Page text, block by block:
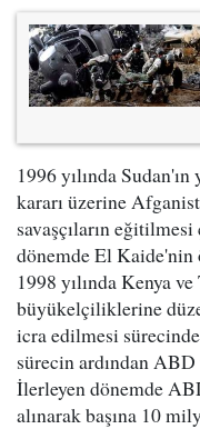
1996 yılında Sudan'ın
kararı üzerine
savaşçıların
dönemde El
1998 yılında Kenya
büyükelçiliklerine
icra edilmesi
sürecin ardından ABD
İlerleyen dönemde
alınarak başına 10